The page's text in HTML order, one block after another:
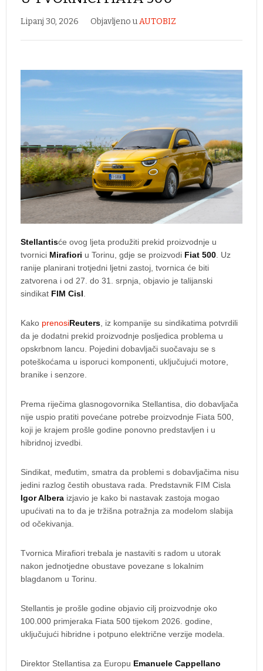
Lipanj 30, 2026 Objavljeno uAUTOBIZ
Stellantisće ovog ljeta produžiti prekid proizvodnje u
tvornici Mirafiori u Torinu, gdje se proizvodi Fiat 500 . Uz
ranije planirani trotjedni ljetni zastoj, tvornica će biti
zatvorena i od 27. do 31. srpnja, objavio je talijanski
sindikat FIM Cisl
Kako prenosiReuters , iz kompanije su sindikatima potvrdili
da je dodatni prekid proizvodnje posljedica problema u
opskrbnom lancu. Pojedini dobavljači suočavaju se s
poteškoćama u isporuci komponenti, uključujući motore,
branike i senzore.
Prema riječima glasnogovornika Stellantisa, dio dobavljača
nije uspio pratiti povećane potrebe proizvodnje Fiata 500,
koji je krajem prošle godine ponovno predstavljen i u
hibridnoj izvedbi.
Sindikat, međutim, smatra da problemi s dobavljačima nisu
jedini razlog čestih obustava rada. Predstavnik FIM Cisla
Igor Albera izjavio je kako bi nastavak zastoja mogao
upućivati na to da je tržišna potražnja za modelom slabija
od očekivanja.
Tvornica Mirafiori trebala je nastaviti s radom u utorak
nakon jednotjedne obustave povezane s lokalnim
blagdanom u Torinu.
Stellantis je prošle godine objavio cilj proizvodnje oko
100.000 primjeraka Fiata 500 tijekom 2026. godine,
uključujući hibridne i potpuno električne verzije modela.
Direktor Stellantisa za Europu Emanuele Cappellano